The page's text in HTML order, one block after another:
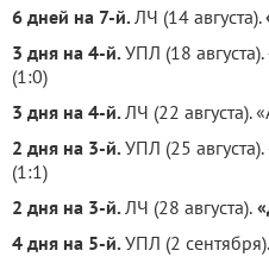
6 дней на 7-й. ЛЧ (14 августа).
3 дня на 4-й. УПЛ (18 августа).
(1:0)
3 дня на 4-й. ЛЧ (22 августа).
2 дня на 3-й. УПЛ (25
(1:1)
2 дня на 3-й. ЛЧ (28 августа).
4 дня на 5-й. УПЛ (2 сентября).